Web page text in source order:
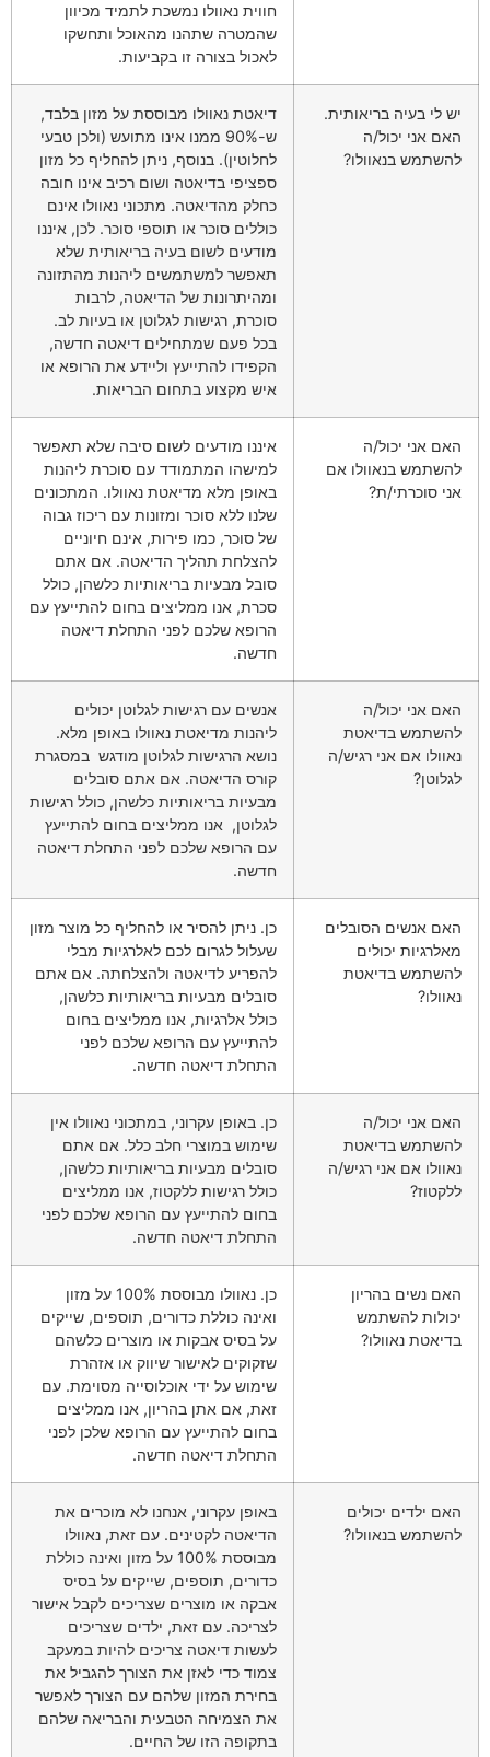
חווית נאוולו נמשכת לתמיד מכיוון
שהמטרה שתהנו מהאוכל ותחשקו
לאכול בצורה זו בקביעות.
יש לי בעיה בריאותית.
האם אני יכול/ה
להשתמש בנאוולו?
דיאטת נאוולו מבוססת על מזון בלבד,
ש-90% ממנו אינו מתועש (ולכן טבעי
לחלוטין). בנוסף, ניתן להחליף כל מזון
ספציפי בדיאטה ושום רכיב אינו חובה
כחלק מהדיאטה. מתכוני נאוולו אינם
כוללים סוכר או תוספי סוכר. לכן, איננו
מודעים לשום בעיה בריאותית שלא
תאפשר למשתמשים ליהנות מהתזונה
ומהיתרונות של הדיאטה, לרבות
סוכרת, רגישות לגלוטן או בעיות לב.
בכל פעם שמתחילים דיאטה חדשה,
הקפידו להתייעץ וליידע את הרופא או
איש מקצוע בתחום הבריאות.
האם אני יכול/ה
להשתמש בנאוולו אם
אני סוכרתי/ת?
איננו מודעים לשום סיבה שלא תאפשר
למישהו המתמודד עם סוכרת ליהנות
באופן מלא מדיאטת נאוולו. המתכונים
שלנו ללא סוכר ומזונות עם ריכוז גבוה
של סוכר, כמו פירות, אינם חיוניים
להצלחת תהליך הדיאטה. אם אתם
סובל מבעיות בריאותיות כלשהן, כולל
סכרת, אנו ממליצים בחום להתייעץ עם
הרופא שלכם לפני התחלת דיאטה
חדשה.
האם אני יכול/ה
להשתמש בדיאטת
נאוולו אם אני רגיש/ה
לגלוטן?
אנשים עם רגישות לגלוטן יכולים
ליהנות מדיאטת נאוולו באופן מלא.
נושא הרגישות לגלוטן מודגש במסגרת
קורס הדיאטה. אם אתם סובלים
מבעיות בריאותיות כלשהן, כולל רגישות
לגלוטן, אנו ממליצים בחום להתייעץ
עם הרופא שלכם לפני התחלת דיאטה
חדשה.
האם אנשים הסובלים
מאלרגיות יכולים
להשתמש בדיאטת
נאוולו?
כן. ניתן להסיר או להחליף כל מוצר מזון
שעלול לגרום לכם לאלרגיות מבלי
להפריע לדיאטה ולהצלחתה. אם אתם
סובלים מבעיות בריאותיות כלשהן,
כולל אלרגיות, אנו ממליצים בחום
להתייעץ עם הרופא שלכם לפני
התחלת דיאטה חדשה.
האם אני יכול/ה
להשתמש בדיאטת
נאוולו אם אני רגיש/ה
ללקטוז?
כן. באופן עקרוני, במתכוני נאוולו אין
שימוש במוצרי חלב כלל. אם אתם
סובלים מבעיות בריאותיות כלשהן,
כולל רגישות ללקטוז, אנו ממליצים
בחום להתייעץ עם הרופא שלכם לפני
התחלת דיאטה חדשה.
האם נשים בהריון
יכולות להשתמש
בדיאטת נאוולו?
כן. נאוולו מבוססת 100% על מזון
ואינה כוללת כדורים, תוספים, שייקים
על בסיס אבקות או מוצרים כלשהם
שזקוקים לאישור שיווק או אזהרת
שימוש על ידי אוכלוסייה מסוימת. עם
זאת, אם אתן בהריון, אנו ממליצים
בחום להתייעץ עם הרופא שלכן לפני
התחלת דיאטה חדשה.
האם ילדים יכולים
להשתמש בנאוולו?
באופן עקרוני, אנחנו לא מוכרים את
הדיאטה לקטינים. עם זאת, נאוולו
מבוססת 100% על מזון ואינה כוללת
כדורים, תוספים, שייקים על בסיס
אבקה או מוצרים שצריכים לקבל אישור
לצריכה. עם זאת, ילדים שצריכים
לעשות דיאטה צריכים להיות במעקב
צמוד כדי לאזן את הצורך להגביל את
בחירת המזון שלהם עם הצורך לאפשר
את הצמיחה הטבעית והבריאה שלהם
בתקופה הזו של החיים.